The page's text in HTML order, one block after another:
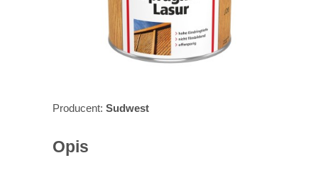
Producent: Sudwest
Opis